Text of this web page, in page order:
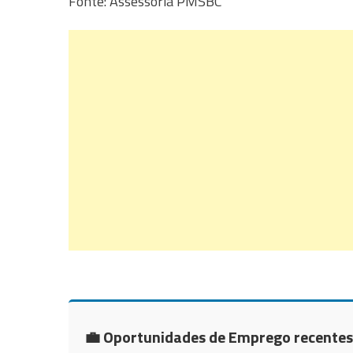
💼 Oportunidades de Emprego